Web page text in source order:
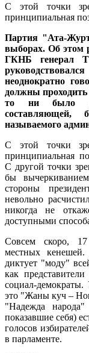
С этой точки
принципиальная
Партия "Ата-
выборах. Об этом
ГКНБ генерал
неоднократно
должны проходить
то ни было
составляющей,
называемого
С этой точки
принципиальная
С другой точки
бы
стороны
невольно
никогда не
доступными
Совсем скоро, 17
местных
диктует "моду"
как
социал-
это "Жаны куч –
"Надежда
показавшие себя)
голосов
в парламенте.